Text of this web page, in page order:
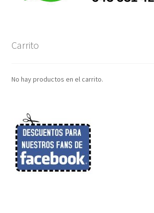
Carrito
No hay productos en el carrito.